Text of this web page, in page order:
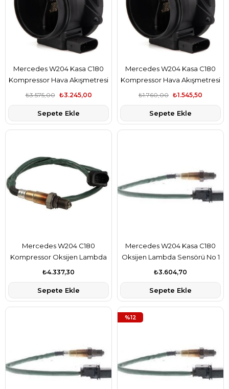
Mercedes W204 Kasa C180
Kompressor Hava Akışmetresi
Marelli Marka A2710940248
₺3.245,00
₺3.575,00
Sepete Ekle
Mercedes W204 Kasa C180
Kompressor Hava Akışmetresi
İthal Marka A2710940248
₺1.545,50
₺1.760,00
Sepete Ekle
Mercedes W204 C180
Kompressor Oksijen Lambda
Sensörü Ön No 1 Bosch Marka
₺4.337,30
Sepete Ekle
Mercedes W204 Kasa C180
Oksijen Lambda Sensörü No 1
Bosch Marka A0085423018
₺3.604,70
Sepete Ekle
%12